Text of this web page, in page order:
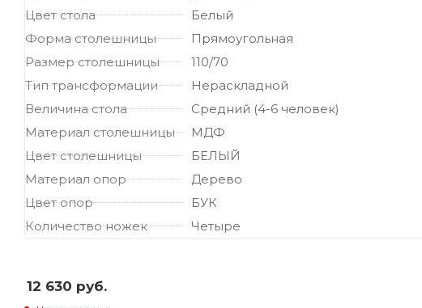
Цвет стола
Белый
Форма столешницы
Прямоугольная
Размер столешницы
110/70
Тип трансформации
Нераскладной
Величина стола
Средний (4-6 человек)
Материал столешницы
МДФ
Цвет столешницы
БЕЛЫЙ
Материал опор
Дерево
Цвет опор
БУК
Количество ножек
Четыре
12 630 руб.